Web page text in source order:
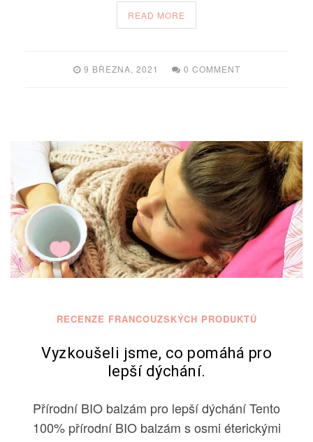
READ MORE
9 BŘEZNA, 2021 0 COMMENT
RECENZE FRANCOUZSKÝCH PRODUKTŮ
Vyzkoušeli jsme, co pomáhá pro
lepší dýchání.
Přírodní BIO balzám pro lepší dýchání Tento
100% přírodní BIO balzám s osmi éterickými